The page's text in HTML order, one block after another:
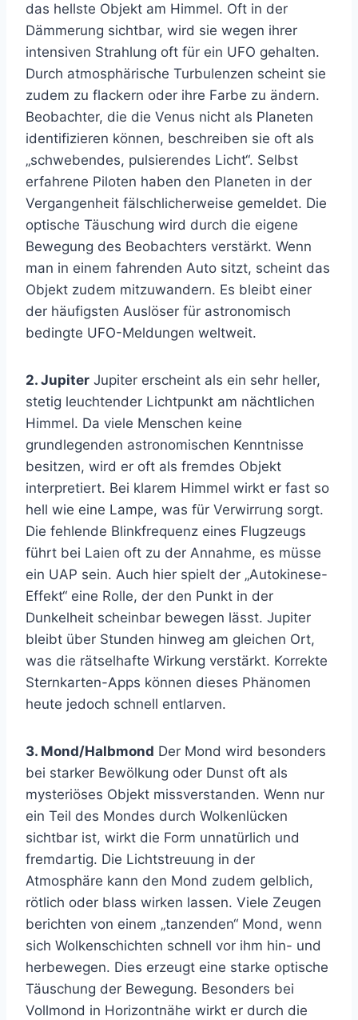
das hellste Objekt am Himmel. Oft in der
Dämmerung sichtbar, wird sie wegen ihrer
intensiven Strahlung oft für ein UFO gehalten.
Durch atmosphärische Turbulenzen scheint sie
zudem zu flackern oder ihre Farbe zu ändern.
Beobachter, die die Venus nicht als Planeten
identifizieren können, beschreiben sie oft als
„schwebendes, pulsierendes Licht“. Selbst
erfahrene Piloten haben den Planeten in der
Vergangenheit fälschlicherweise gemeldet. Die
optische Täuschung wird durch die eigene
Bewegung des Beobachters verstärkt. Wenn
man in einem fahrenden Auto sitzt, scheint das
Objekt zudem mitzuwandern. Es bleibt einer
der häufigsten Auslöser für astronomisch
bedingte UFO-Meldungen weltweit.
2. Jupiter Jupiter erscheint als ein sehr heller,
stetig leuchtender Lichtpunkt am nächtlichen
Himmel. Da viele Menschen keine
grundlegenden astronomischen Kenntnisse
besitzen, wird er oft als fremdes Objekt
interpretiert. Bei klarem Himmel wirkt er fast so
hell wie eine Lampe, was für Verwirrung sorgt.
Die fehlende Blinkfrequenz eines Flugzeugs
führt bei Laien oft zu der Annahme, es müsse
ein UAP sein. Auch hier spielt der „Autokinese-
Effekt“ eine Rolle, der den Punkt in der
Dunkelheit scheinbar bewegen lässt. Jupiter
bleibt über Stunden hinweg am gleichen Ort,
was die rätselhafte Wirkung verstärkt. Korrekte
Sternkarten-Apps können dieses Phänomen
heute jedoch schnell entlarven.
3. Mond/Halbmond Der Mond wird besonders
bei starker Bewölkung oder Dunst oft als
mysteriöses Objekt missverstanden. Wenn nur
ein Teil des Mondes durch Wolkenlücken
sichtbar ist, wirkt die Form unnatürlich und
fremdartig. Die Lichtstreuung in der
Atmosphäre kann den Mond zudem gelblich,
rötlich oder blass wirken lassen. Viele Zeugen
berichten von einem „tanzenden“ Mond, wenn
sich Wolkenschichten schnell vor ihm hin- und
herbewegen. Dies erzeugt eine starke optische
Täuschung der Bewegung. Besonders bei
Vollmond in Horizontnähe wirkt er durch die